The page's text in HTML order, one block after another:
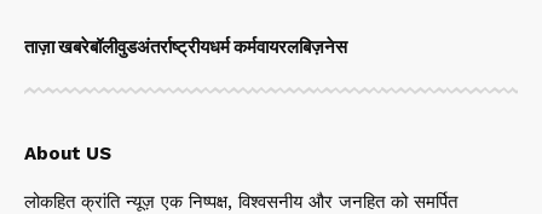
ताज़ा खबरेबॉलीवुडअंतर्राष्ट्रीयधर्म कर्मवायरलबिज़नेस
About US
लोकहित क्रांति न्यूज़ एक निष्पक्ष, विश्वसनीय और जनहित को समर्पित